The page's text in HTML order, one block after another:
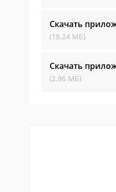
Скачать
(18.24 МБ)
Скачать
(2.86 МБ)